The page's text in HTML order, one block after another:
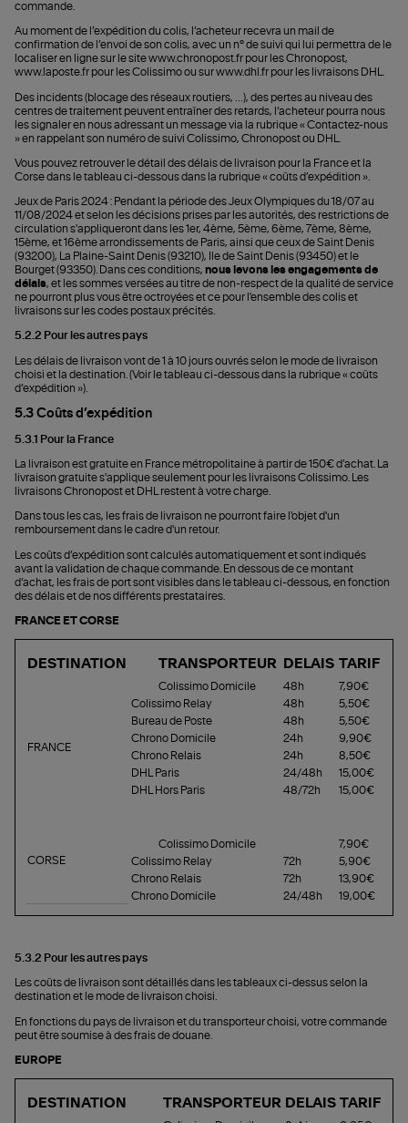
commande.
Au moment de l’expédition du colis, l’acheteur recevra un mail de
confirmation de l’envoi de son colis, avec un n° de suivi qui lui permettra de le
localiser en ligne sur le site www.chronopost.fr pour les Chronopost,
www.laposte.fr pour les Colissimo ou sur www.dhl.fr‎ pour les livraisons DHL.
Des incidents (blocage des réseaux routiers, …), des pertes au niveau des
centres de traitement peuvent entraîner des retards, l’acheteur pourra nous
les signaler en nous adressant un message via la rubrique « Contactez-nous
» en rappelant son numéro de suivi Colissimo, Chronopost ou DHL.
Vous pouvez retrouver le détail des délais de livraison pour la France et la
Corse dans le tableau ci-dessous dans la rubrique « coûts d’expédition ».
Jeux de Paris 2024 : Pendant la période des Jeux Olympiques du 18/07 au
11/08/2024 et selon les décisions prises par les autorités, des restrictions de
circulation s'appliqueront dans les 1er, 4ème, 5ème, 6ème, 7ème, 8ème,
15ème, et 16ème arrondissements de Paris, ainsi que ceux de Saint Denis
(93200), La Plaine-Saint Denis (93210), Ile de Saint Denis (93450) et le
Bourget (93350). Dans ces conditions, nous levons les engagements de
délais, et les sommes versées au titre de non-respect de la qualité de service
ne pourront plus vous être octroyées et ce pour l'ensemble des colis et
livraisons sur les codes postaux précités.
5.2.2 Pour les autres pays
Les délais de livraison vont de 1 à 10 jours ouvrés selon le mode de livraison
choisi et la destination. (Voir le tableau ci-dessous dans la rubrique « coûts
d’expédition »).
5.3 Coûts d’expédition
5.3.1 Pour la France
La livraison est gratuite en France métropolitaine à partir de 150€ d’achat. La
livraison gratuite s'applique seulement pour les livraisons Colissimo. Les
livraisons Chronopost et DHL restent à votre charge.
Dans tous les cas, les frais de livraison ne pourront faire l'objet d'un
remboursement dans le cadre d'un retour.
Les coûts d’expédition sont calculés automatiquement et sont indiqués
avant la validation de chaque commande. En dessous de ce montant
d’achat, les frais de port sont visibles dans le tableau ci-dessous, en fonction
des délais et de nos différents prestataires.
FRANCE ET CORSE
DESTINATION TRANSPORTEUR DELAIS TARIF
FRANCE
Colissimo Domicile 48h
7,90€
Colissimo Relay
48h
5,50€
Bureau de Poste
48h
5,50€
Chrono Domicile
24h
9,90€
Chrono Relais
24h
8,50€
DHL Paris
24/48h
15,00€
DHL Hors Paris
48/72h 15,00€
CORSE
Colissimo Domicile
7,90€
Colissimo Relay
72h
5,90€
Chrono Relais
72h
13,90€
Chrono Domicile
24/48h 19,00€
5.3.2 Pour les autres pays
Les coûts de livraison sont détaillés dans les tableaux ci-dessus selon la
destination et le mode de livraison choisi.
En fonctions du pays de livraison et du transporteur choisi, votre commande
peut être soumise à des frais de douane.
EUROPE
DESTINATION TRANSPORTEUR DELAIS TARIF